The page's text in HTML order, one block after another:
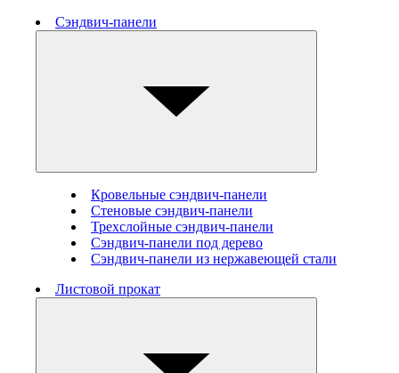
Сэндвич-панели
Кровельные сэндвич-панели
Стеновые cэндвич-панели
Трехслойные сэндвич-панели
Сэндвич-панели под дерево
Сэндвич-панели из нержавеющей стали
Листовой прокат